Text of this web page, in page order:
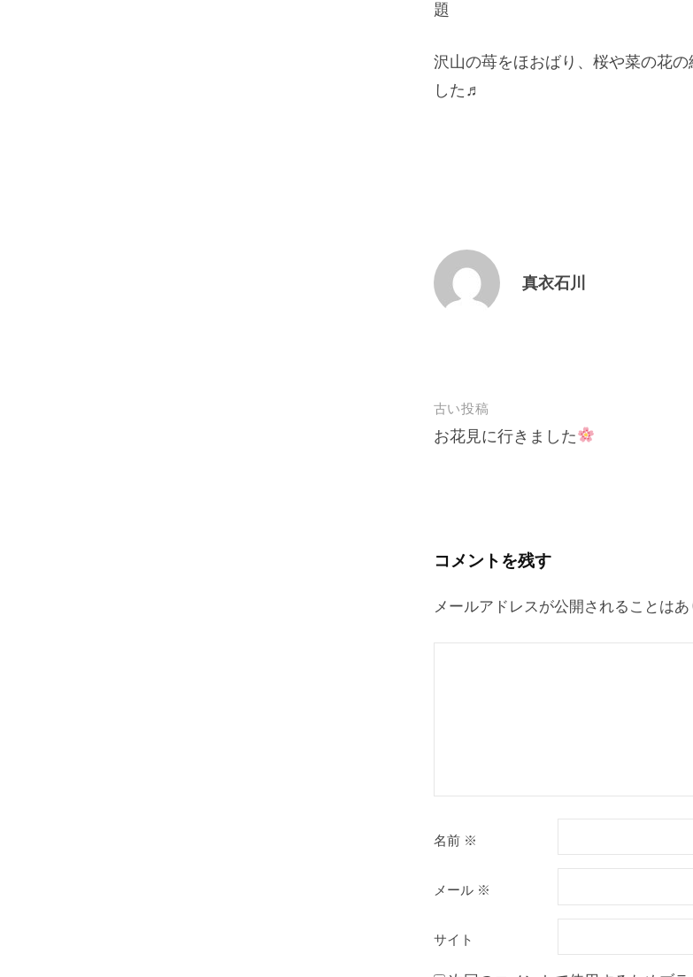
題
沢山の苺をほおばり、桜や菜の花
した♬
真衣石川
投
稿
ー
シ
ョ
古い投稿
お花見に行きました
コメントを残す
メールアドレスが公開されることはあ
名前 ※
メール ※
サイト